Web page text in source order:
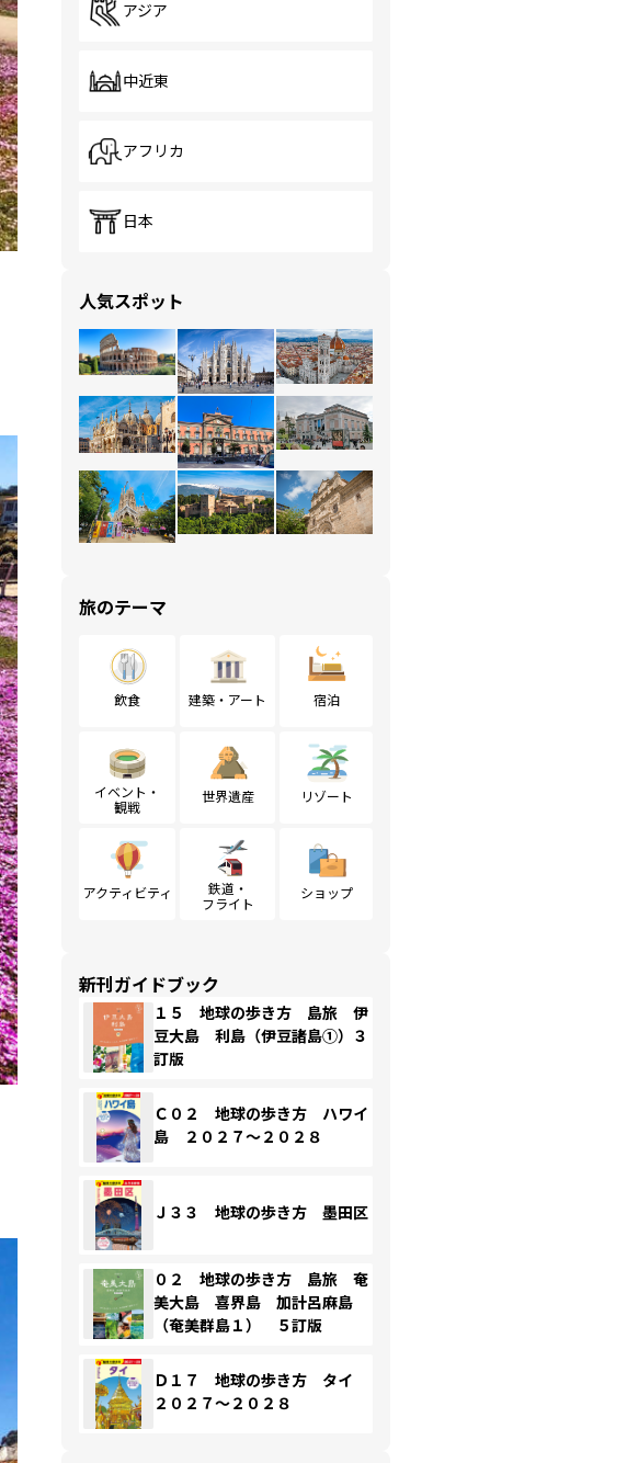
アジア
中近東
アフリカ
日本
人気スポット
旅のテーマ
飲食 建築・アート 宿泊
イベント・
観戦
世界遺産 リゾート
アクティビティ
鉄道・
フライト
ショップ
新刊ガイドブック
１５ 地球の歩き方 島旅 伊
豆大島 利島（伊豆諸島①）３
訂版
Ｃ０２ 地球の歩き方 ハワイ
島 ２０２７～２０２８
Ｊ３３ 地球の歩き方 墨田区
０２ 地球の歩き方 島旅 奄
美大島 喜界島 加計呂麻島
（奄美群島１） ５訂版
Ｄ１７ 地球の歩き方 タイ
２０２７～２０２８